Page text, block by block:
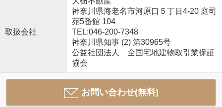
取扱会社
神奈川県海老名市河原口５丁目4-20 庭司
苑5番館 104
TEL:046-200-7348
神奈川県知事 (2) 第30965号
公益社団法人 全国宅地建物取引業保証
協会
お問い合わせ(無料)